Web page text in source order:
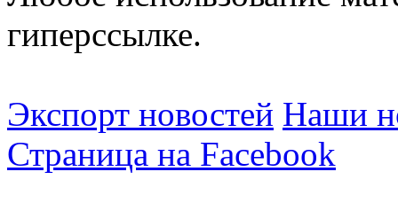
гиперссылке.
Экспорт новостей Наши
Страница на Facebook